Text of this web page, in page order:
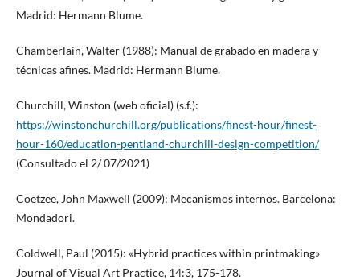
Madrid: Hermann Blume.
Chamberlain, Walter (1988): Manual de grabado en madera y
técnicas afines. Madrid: Hermann Blume.
Churchill, Winston (web oficial) (s.f.):
https://winstonchurchill.org/publications/finest-hour/finest-
hour-160/education-pentland-churchill-design-competition/
(Consultado el 2/ 07/2021)
Coetzee, John Maxwell (2009): Mecanismos internos. Barcelona:
Mondadori.
Coldwell, Paul (2015): «Hybrid practices within printmaking»
Journal of Visual Art Practice, 14:3, 175-178.